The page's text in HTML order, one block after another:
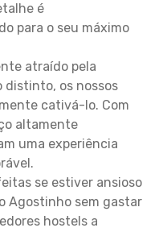
é
para o seu máximo
atraído pela
distinto, os nossos
cativá-lo. Com
altamente
uma experiência
se estiver ansioso
Agostinho sem gastar
hostels a